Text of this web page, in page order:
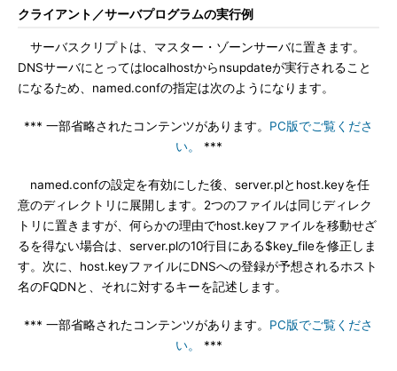
クライアント／サーバプログラムの実行例
サーバスクリプトは、マスター・ゾーンサーバに置きます。
DNSサーバにとってはlocalhostからnsupdateが実行されること
になるため、named.confの指定は次のようになります。
*** 一部省略されたコンテンツがあります。 PC版でご覧くださ
い。
***
named.confの設定を有効にした後、server.plとhost.keyを任
意のディレクトリに展開します。2つのファイルは同じディレク
トリに置きますが、何らかの理由でhost.keyファイルを移動せざ
るを得ない場合は、server.plの10行目にある$key_fileを修正しま
す。次に、host.keyファイルにDNSへの登録が予想されるホスト
名のFQDNと、それに対するキーを記述します。
*** 一部省略されたコンテンツがあります。 PC版でご覧くださ
い。
***